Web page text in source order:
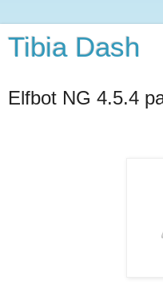
Tibia Dash
Elfbot NG 4.5.4